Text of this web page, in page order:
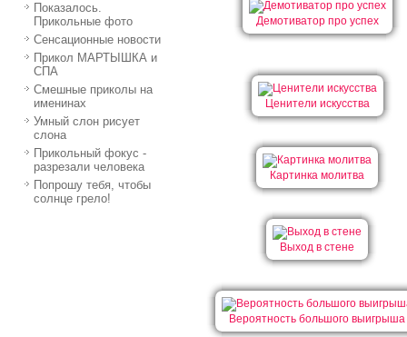
Показалось.
Прикольные фото
Сенсационные новости
Прикол МАРТЫШКА и
СПА
Смешные приколы на
именинах
Умный слон рисует
слона
Прикольный фокус -
разрезали человека
Попрошу тебя, чтобы
солнце грело!
Демотиватор про успех
Ценители искусства
Картинка молитва
Выход в стене
Вероятность большого выигрыша